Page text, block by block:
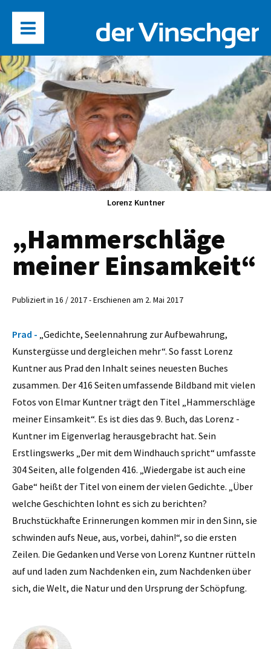
­Lorenz Kuntner
„Hammerschläge
meiner Einsamkeit“
Publiziert in 16 / 2017 - Erschienen am 2. Mai 2017
Prad - „Gedichte, Seelennahrung zur Aufbewahrung,
Kunstergüsse und dergleichen mehr“. So fasst ­Lorenz
Kuntner aus Prad den Inhalt seines neuesten Buches
zusammen. Der 416 Seiten umfassende Bildband mit vielen
Fotos von Elmar Kuntner trägt den Titel „Hammerschläge
meiner Einsamkeit“. Es ist dies das 9. Buch, das Lorenz ­
Kuntner im Eigenverlag herausgebracht hat. Sein
Erstlingswerks „Der mit dem Windhauch spricht“ umfasste
304 Seiten, alle folgenden 416. „Wiedergabe ist auch eine
Gabe“ heißt der Titel von einem der vielen Gedichte. „Über
welche Geschichten lohnt es sich zu berichten?
Bruchstückhafte Erinnerungen kommen mir in den Sinn, sie
schwinden aufs Neue, aus, vorbei, dahin!“, so die ersten
Zeilen. Die Gedanken und Verse von Lorenz Kuntner rütteln
auf und laden zum Nachdenken ein, zum Nachdenken über
sich, die Welt, die Natur und den Ursprung der Schöpfung.